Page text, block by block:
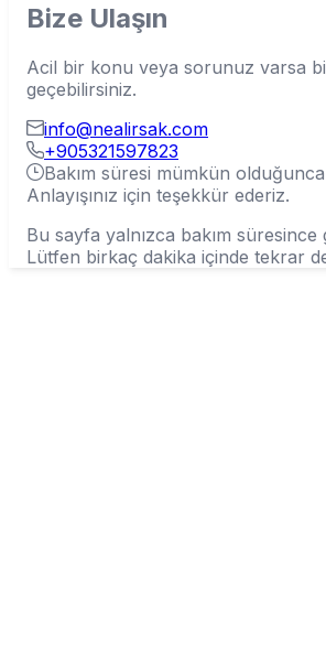
Bize Ulaşın
Acil bir konu veya sorunuz varsa
geçebilirsiniz.
info@nealirsak.com
+905321597823
Bakım süresi mümkün olduğunca
Anlayışınız için teşekkür ederiz.
Bu sayfa yalnızca bakım
Lütfen birkaç dakika içinde tekrar